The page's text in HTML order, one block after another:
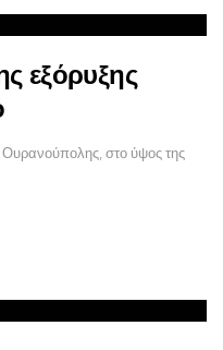
εξόρυξης
Ουρανούπολης, στο ύψος της